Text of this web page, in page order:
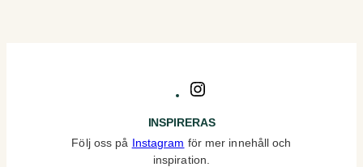
INSPIRERAS
Följ oss på Instagram för mer innehåll och
inspiration.